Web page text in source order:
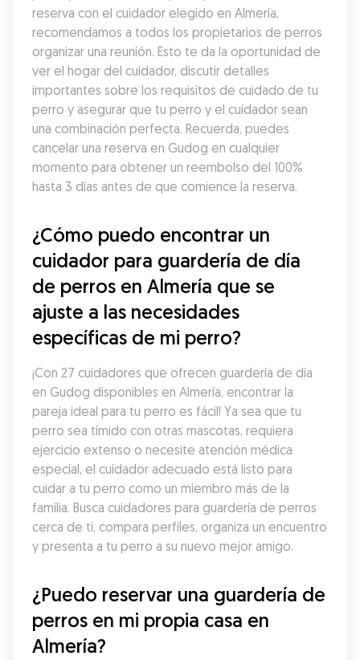
reserva con el cuidador elegido en Almería,
recomendamos a todos los propietarios de perros
organizar una reunión. Esto te da la oportunidad de
ver el hogar del cuidador, discutir detalles
importantes sobre los requisitos de cuidado de tu
perro y asegurar que tu perro y el cuidador sean
una combinación perfecta. Recuerda, puedes
cancelar una reserva en Gudog en cualquier
momento para obtener un reembolso del 100%
hasta 3 días antes de que comience la reserva.
¿Cómo puedo encontrar un
cuidador para guardería de día
de perros en Almería que se
ajuste a las necesidades
específicas de mi perro?
¡Con 27 cuidadores que ofrecen guardería de día
en Gudog disponibles en Almería, encontrar la
pareja ideal para tu perro es fácil! Ya sea que tu
perro sea tímido con otras mascotas, requiera
ejercicio extenso o necesite atención médica
especial, el cuidador adecuado está listo para
cuidar a tu perro como un miembro más de la
familia. Busca cuidadores para guardería de perros
cerca de ti, compara perfiles, organiza un encuentro
y presenta a tu perro a su nuevo mejor amigo.
¿Puedo reservar una guardería de
perros en mi propia casa en
Almería?